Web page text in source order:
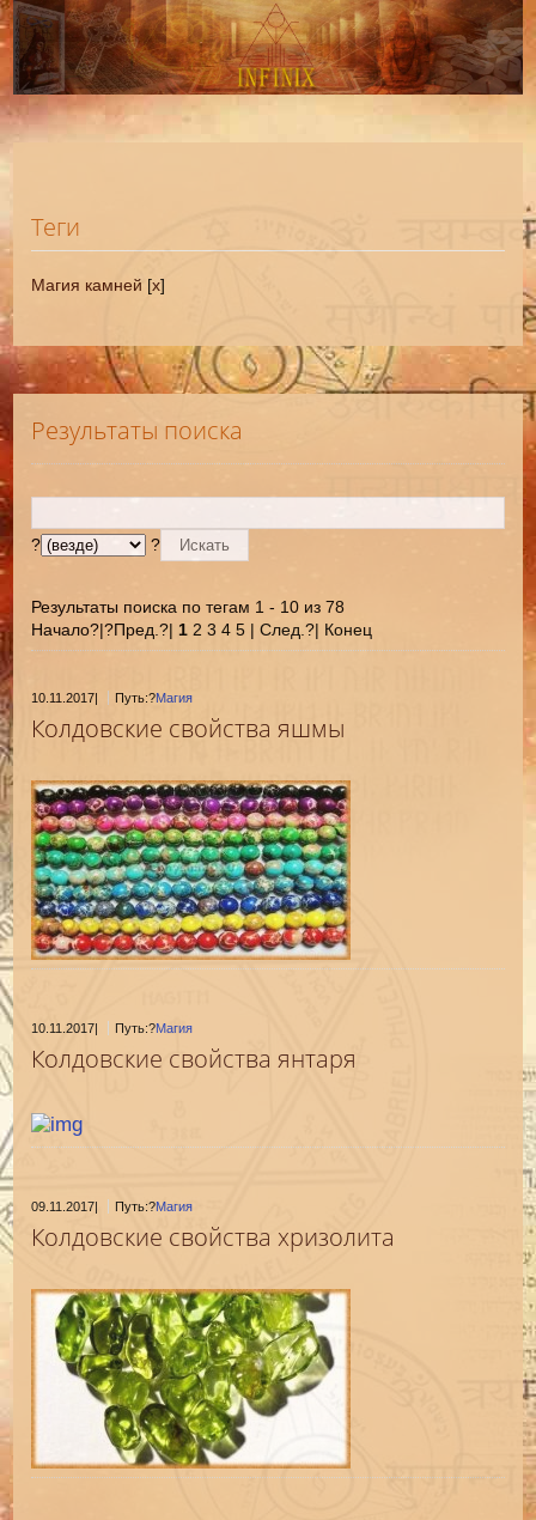
Теги
Магия камней [x]
Результаты поиска
? ?
Результаты поиска по тегам 1 - 10 из 78
Начало?|?Пред.?| 1 2 3 4 5 | След.?| Конец
10.11.2017| Путь:?Магия
Колдовские свойства яшмы
10.11.2017| Путь:?Магия
Колдовские свойства янтаря
09.11.2017| Путь:?Магия
Колдовские свойства хризолита